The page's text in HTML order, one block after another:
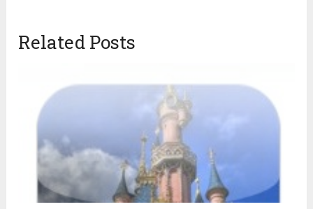
Related Posts